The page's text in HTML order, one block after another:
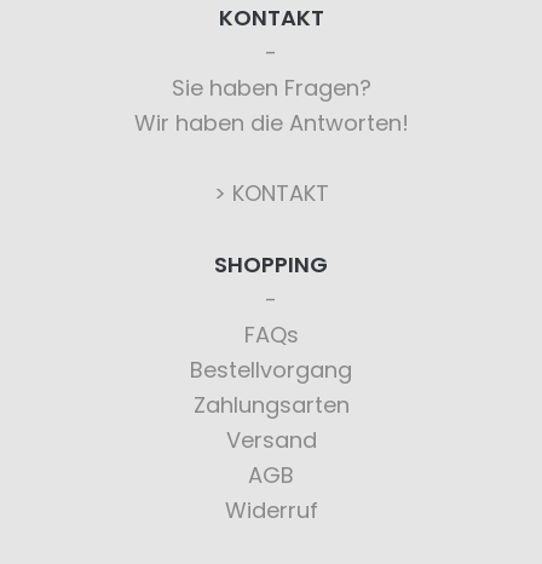
KONTAKT
Sie haben Fragen?
Wir haben die Antworten!
> KONTAKT
SHOPPING
FAQs
Bestellvorgang
Zahlungsarten
Versand
AGB
Widerruf